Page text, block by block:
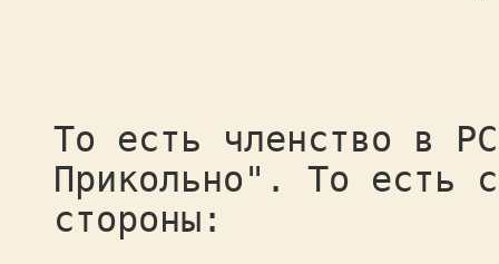
То есть членство в
Прикольно". То есть
стороны: